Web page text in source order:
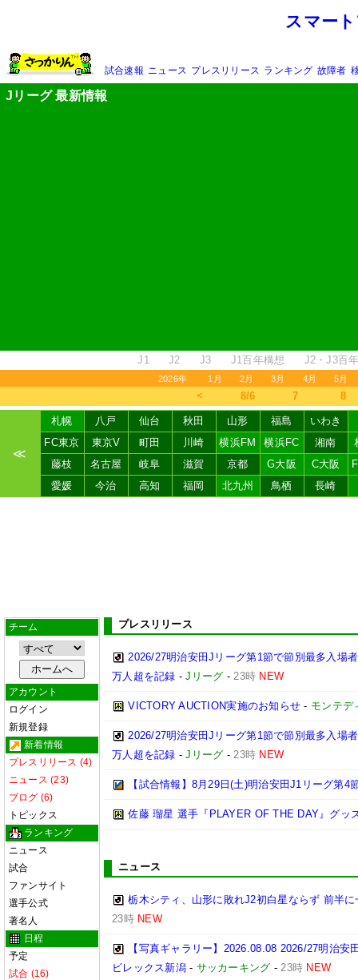
スマー
試合速報 ニュース プレスリリース ランキング 故障者
Jリーグ 最新情報
J1 J2 J3 J1百年構想 J2・J3百
2026年 1月 2月 3月 4月 5月
＜ 8/6 7 8
≪
札幌 八戸 仙台 秋田 山形 福島
いわき
FC東京
東京V 町田 川崎 横浜FM 横浜FC 湘南
藤枝
名古屋 岐阜 滋賀 京都 G大阪 C大阪
愛媛
今治 高知 福岡 北九州 鳥栖 長崎
チーム
アカウント
ログイン
新規登録
新着情報
プレスリリース (4)
ニュース (23)
ブログ (6)
トピックス
ランキング
ニュース
試合
ファンサイト
選手公式
著名人
日程
予定
試合 (16)
プレスリリース
2026/27明治安田Jリーグ第1節で節別最多入場
万人超を記録 -Jリーグ -23時 NEW
VICTORY AUCTION実施のお知らせ - モンテデ
2026/27明治安田Jリーグ第1節で節別最多入場
万人超を記録 -Jリーグ -23時 NEW
【試合情報】8月29日(土)明治安田J1リーグ第4
佐藤 瑠星 選手『PLAYER OF THE DAY』グッ
ニュース
栃木シティ、山形に敗れJ2初白星ならず 前半
23時 NEW
【写真ギャラリー】2026.08.08 2026/27明治
ビレックス新潟- サッカーキング -23時 NEW